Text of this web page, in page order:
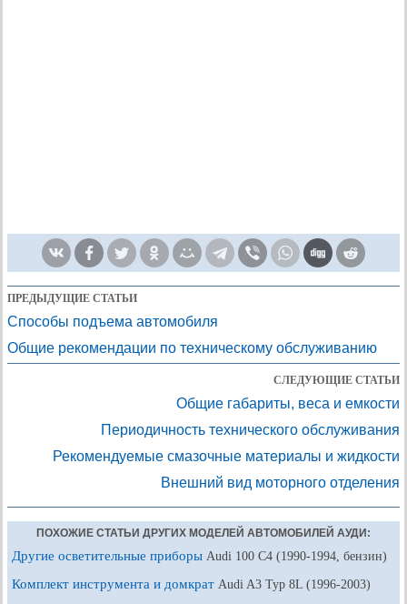
ПРЕДЫДУЩИЕ СТАТЬИ
Способы подъема автомобиля
Общие рекомендации по техническому обслуживанию
СЛЕДУЮЩИЕ СТАТЬИ
Общие габариты, веса и емкости
Периодичность технического обслуживания
Рекомендуемые смазочные материалы и жидкости
Внешний вид моторного отделения
ПОХОЖИЕ СТАТЬИ ДРУГИХ МОДЕЛЕЙ АВТОМОБИЛЕЙ АУДИ:
Другие осветительные приборы Audi 100 С4 (1990-1994, бензин)
Комплект инструмента и домкрат Audi A3 Typ 8L (1996-2003)